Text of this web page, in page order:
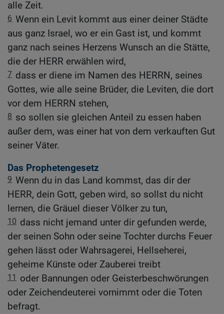
alle Zeit.
6 Wenn ein Levit kommt aus einer deiner Städte
aus ganz Israel, wo er ein Gast ist, und kommt
ganz nach seines Herzens Wunsch an die Stätte,
die der HERR erwählen wird,
7 dass er diene im Namen des HERRN, seines
Gottes, wie alle seine Brüder, die Leviten, die dort
vor dem HERRN stehen,
8 so sollen sie gleichen Anteil zu essen haben
außer dem, was einer hat von dem verkauften Gut
seiner Väter.
Das Prophetengesetz
9 Wenn du in das Land kommst, das dir der
HERR, dein Gott, geben wird, so sollst du nicht
lernen, die Gräuel dieser Völker zu tun,
10 dass nicht jemand unter dir gefunden werde,
der seinen Sohn oder seine Tochter durchs Feuer
gehen lässt oder Wahrsagerei, Hellseherei,
geheime Künste oder Zauberei treibt
11
oder Bannungen oder Geisterbeschwörungen
oder Zeichendeuterei vornimmt oder die Toten
befragt.